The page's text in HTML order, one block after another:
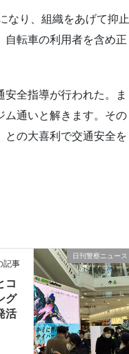
なり、組織をあげて抑止
自転車の利用者を含め正
全指導が行われた。ま
ム通いと解きます。その
との大喜利で交通安全を
日刊警察ニュース
記事
コ
グ
活